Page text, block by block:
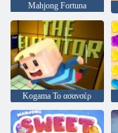
Mahjong Fortuna
Kogama Το ασανσέρ